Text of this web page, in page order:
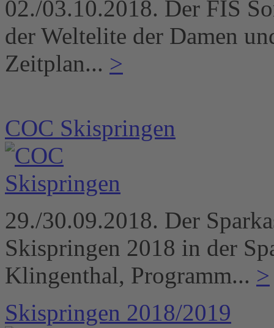
02./03.10.2018. Der FIS
der Weltelite der Damen
Zeitplan... >
COC Skispringen
29./30.09.2018. Der
Skispringen 2018 in der
Klingenthal, Programm... >
Skispringen 2018/2019